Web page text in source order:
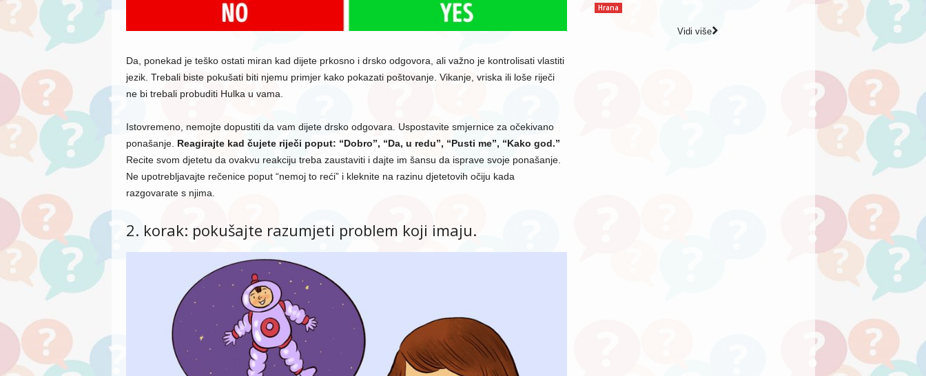
Da, ponekad je teško ostati miran kad dijete prkosno i drsko odgovora, ali važno je kontrolisati vlastiti
jezik. Trebali biste pokušati biti njemu primjer kako pokazati poštovanje. Vikanje, vriska ili loše riječi
ne bi trebali probuditi Hulka u vama.
Istovremeno, nemojte dopustiti da vam dijete drsko odgovara. Uspostavite smjernice za očekivano
ponašanje. Reagirajte kad čujete riječi poput: “Dobro”, “Da, u redu”, “Pusti me”, “Kako god.”
Recite svom djetetu da ovakvu reakciju treba zaustaviti i dajte im šansu da isprave svoje ponašanje.
Ne upotrebljavajte rečenice poput “nemoj to reći” i kleknite na razinu djetetovih očiju kada
razgovarate s njima.
2. korak: pokušajte razumjeti problem koji imaju.
Hrana
Vidi više